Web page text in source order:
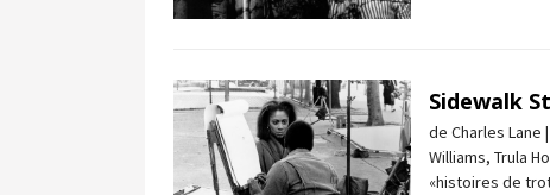
Sidewalk
de Charles Lane
Williams, Trula
«histoires de